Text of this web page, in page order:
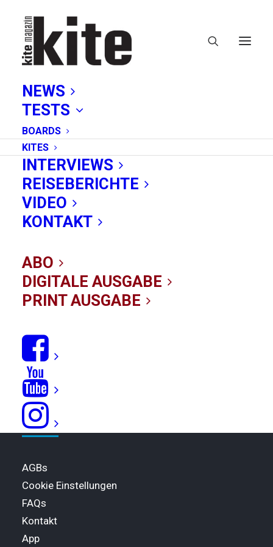
NEWS
TESTS
BOARDS
KITES
INTERVIEWS
REISEBERICHTE
VIDEO
KONTAKT
ABO
DIGITALE AUSGABE
PRINT AUSGABE
KITEMAGAZIN
News
Testberichte
Interviews
Reise
Videos
DEIN ABO
Geschenk-Abo
Digital-Abo
Kombi-Abo
Abo kündigen
HILFE
AGBs
Cookie Einstellungen
FAQs
Kontakt
App